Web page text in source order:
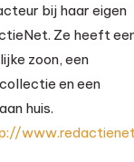
bij haar eigen
Ze heeft
zoon, een
en een
huis.